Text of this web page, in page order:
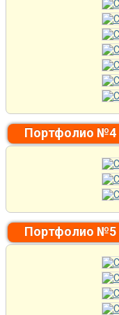
Портфолио №4
Портфолио №5